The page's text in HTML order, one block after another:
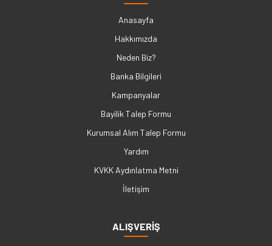
Anasayfa
Hakkımızda
Neden Biz?
Banka Bilgileri
Kampanyalar
Bayilik Talep Formu
Kurumsal Alım Talep Formu
Yardım
KVKK Aydınlatma Metni
İletişim
ALIŞVERİŞ